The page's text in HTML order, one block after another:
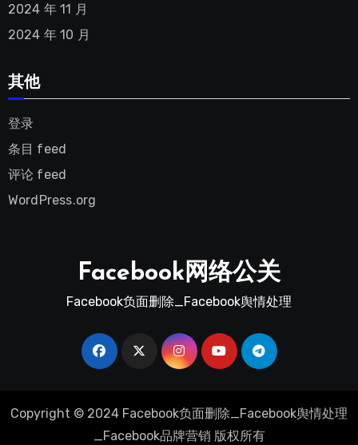
2024 年 11 月
2024 年 10 月
其他
登录
条目 feed
评论 feed
WordPress.org
Facebook网络公关
Facebook负面删除_Facebook舆情处理
Copyright © 2024 Facebook负面删除_Facebook舆情处理
_Facebook品牌营销 版权所有